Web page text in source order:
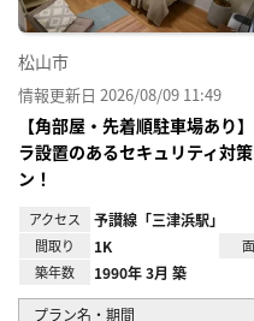
松山市
情報更新日 2026/08/09 11:49
【角部屋・先着順駐車場あり
ラ設置のあるセキュリティ対
ン！
アクセス 予讃線「三津浜駅」
間取り 1K
築年数 1990年 3月 築
プラン名・期間